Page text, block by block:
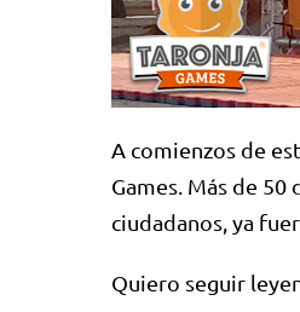
A comienzos de
Games. Más de
ciudadanos, ya
Quiero seguir